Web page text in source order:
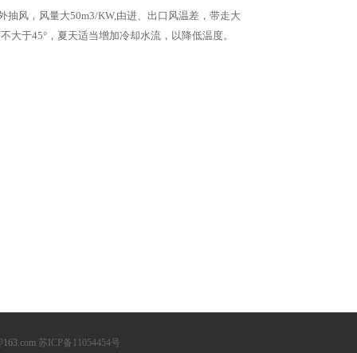
风，风量大50m3/KW,由进、出口风温差，带走大
于45°，夏天适当增加冷却水流，以降低温度。
苏ICP备11054454号